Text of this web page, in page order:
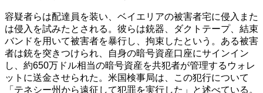
容疑者らは配達員を装い、ベイエリアの被害者宅に侵入また
は侵入を試みたとされる。彼らは銃器、ダクトテープ、結束
バンドを用いて被害者を暴行し、拘束したという。ある被害
者は銃を突きつけられ、自身の暗号資産口座にサインイン
し、約650万ドル相当の暗号資産を共犯者が管理するウォレ
ットに送金させられた。米国検事局は、この犯行について
「テネシー州から遠征して犯罪を実行した」と述べている。